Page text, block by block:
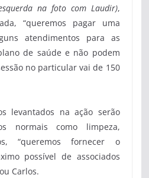
na foto com Laudir),
“queremos pagar uma
atendimentos para as
de saúde e não podem
no particular vai de 150
levantados na ação serão
normais como limpeza,
“queremos fornecer o
possível de associados
Carlos.